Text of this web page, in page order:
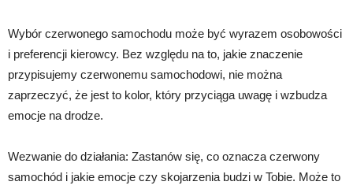
Wybór czerwonego samochodu może być wyrazem osobowości
i preferencji kierowcy. Bez względu na to, jakie znaczenie
przypisujemy czerwonemu samochodowi, nie można
zaprzeczyć, że jest to kolor, który przyciąga uwagę i wzbudza
emocje na drodze.
Wezwanie do działania: Zastanów się, co oznacza czerwony
samochód i jakie emocje czy skojarzenia budzi w Tobie. Może to